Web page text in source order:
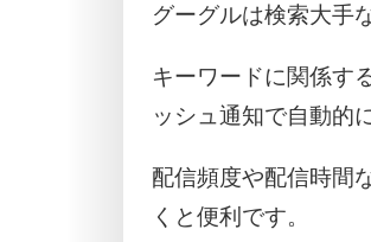
グーグルは検索大手
キーワードに関係す
ッシュ通知で自動的
配信頻度や配信時間
くと便利です。